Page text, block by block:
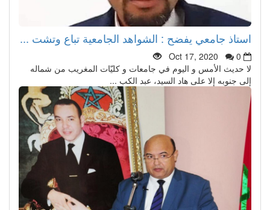
استاذ جامعي يفضح : الشواهد الجامعية تباع وتشت ...
Oct 17, 2020
0
لا حديث الأمس و اليوم في جامعات و كليّات المغريب من شماله
إلى جنوبه إلا على هاد السيد، عبد الكب ...